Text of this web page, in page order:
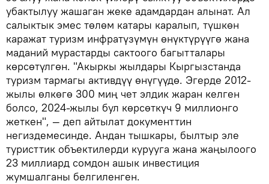
убактылуу жашаган жеке адамдардан алынат. Ал
салыктык эмес төлөм катары каралып, түшкөн
каражат туризм инфратүзүмүн өнүктүрүүгө жана
маданий мурастарды сактоого багытталары
көрсөтүлгөн. "Акыркы жылдары Кыргызстанда
туризм тармагы активдүү өнүгүүдө. Эгерде 2012-
жылы өлкөгө 300 миң чет элдик жаран келген
болсо, 2024-жылы бул көрсөткүч 9 миллионго
жеткен", — деп айтылат документтин
негиздемесинде. Андан тышкары, былтыр эле
туристтик объектилерди курууга жана жаңылоого
23 миллиард сомдон ашык инвестиция
жумшалганы белгиленген.